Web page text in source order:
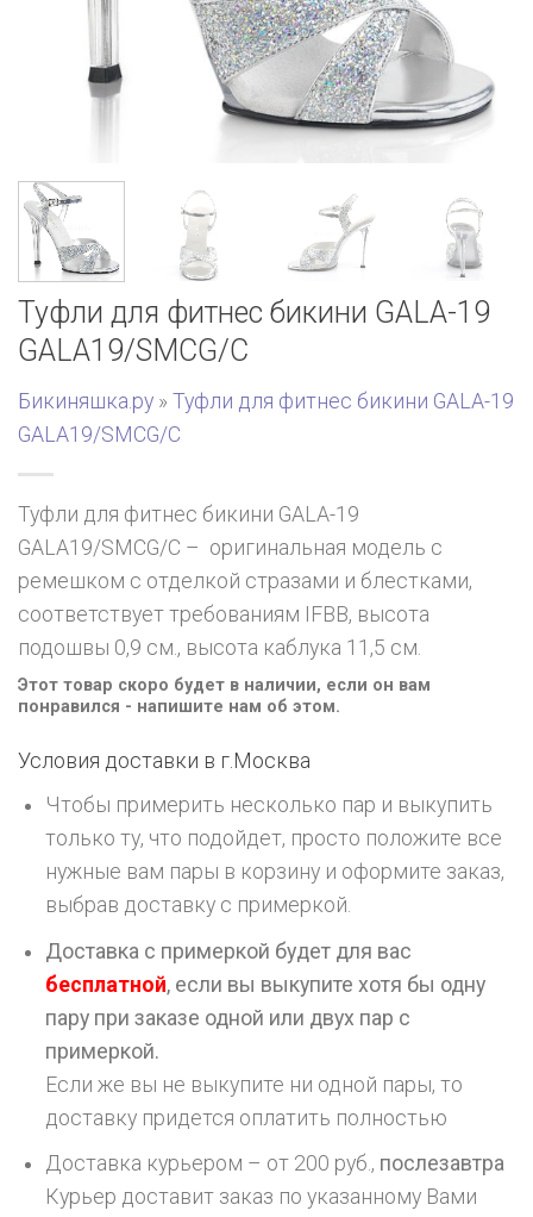
Туфли для фитнес бикини GALA-19
GALA19/SMCG/C
Бикиняшка.ру » Туфли для фитнес бикини GALA-19
GALA19/SMCG/C
Туфли для фитнес бикини GALA-19
GALA19/SMCG/C – оригинальная модель с
ремешком с отделкой стразами и блестками,
соответствует требованиям IFBB, высота
подошвы 0,9 см., высота каблука 11,5 см.
Этот товар скоро будет в наличии, если он вам
понравился - напишите нам об этом.
Условия доставки в г. Москва
Чтобы примерить несколько пар и выкупить
только ту, что подойдет, просто положите все
нужные вам пары в корзину и оформите заказ,
выбрав доставку с примеркой.
Доставка с примеркой будет для вас
бесплатной, если вы выкупите хотя бы одну
пару при заказе одной или двух пар с
примеркой.
Если же вы не выкупите ни одной пары, то
доставку придется оплатить полностью
Доставка курьером – от 200 руб., послезавтра
Курьер доставит заказ по указанному Вами